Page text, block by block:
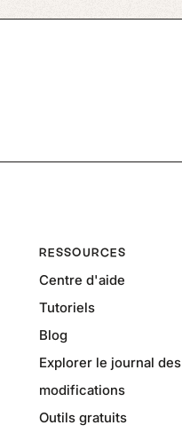
RESSOURCES
Centre d'aide
Tutoriels
Blog
Explorer le journal des
modifications
Outils gratuits